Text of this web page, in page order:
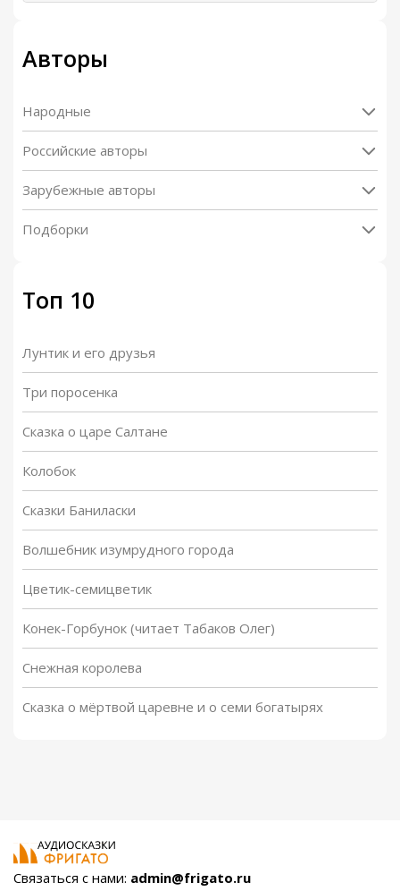
Авторы
Народные
Российские авторы
Зарубежные авторы
Подборки
Топ 10
Лунтик и его друзья
Три поросенка
Сказка о царе Салтане
Колобок
Сказки Баниласки
Волшебник изумрудного города
Цветик-семицветик
Конек-Горбунок (читает Табаков Олег)
Снежная королева
Сказка о мёртвой царевне и о семи богатырях
Связаться с нами: admin@frigato.ru